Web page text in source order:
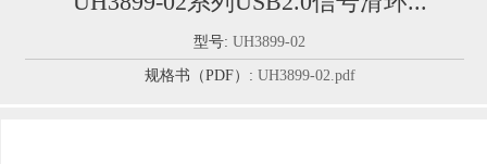
型号:UH3899-02
规格书（PDF）: UH3899-02.pdf